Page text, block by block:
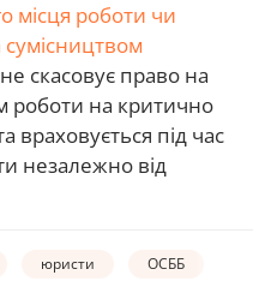
місця роботи чи
сумісництвом
скасовує право на
роботи на критично
враховується під час
незалежно від
юристи ОСББ